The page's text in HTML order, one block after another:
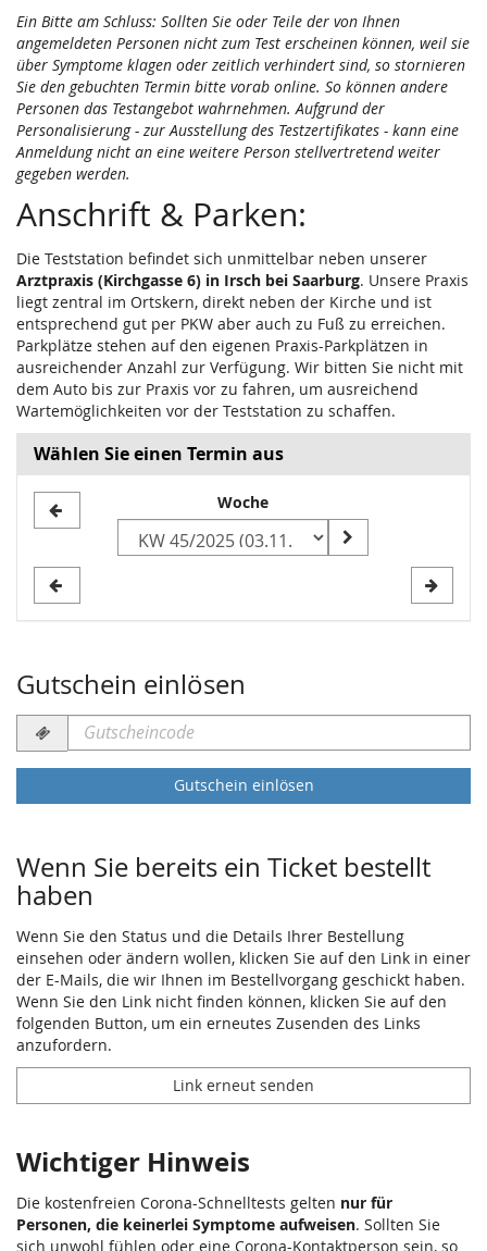
Ein Bitte am Schluss: Sollten Sie oder Teile der von Ihnen
angemeldeten Personen nicht zum Test erscheinen können, weil sie
über Symptome klagen oder zeitlich verhindert sind, so stornieren
Sie den gebuchten Termin bitte vorab online. So können andere
Personen das Testangebot wahrnehmen. Aufgrund der
Personalisierung - zur Ausstellung des Testzertifikates - kann eine
Anmeldung nicht an eine weitere Person stellvertretend weiter
gegeben werden.
Anschrift & Parken:
Die Teststation befindet sich unmittelbar neben unserer
Arztpraxis (Kirchgasse 6) in Irsch bei Saarburg. Unsere Praxis
liegt zentral im Ortskern, direkt neben der Kirche und ist
entsprechend gut per PKW aber auch zu Fuß zu erreichen.
Parkplätze stehen auf den eigenen Praxis-Parkplätzen in
ausreichender Anzahl zur Verfügung. Wir bitten Sie nicht mit
dem Auto bis zur Praxis vor zu fahren, um ausreichend
Wartemöglichkeiten vor der Teststation zu schaffen.
Wählen Sie einen Termin aus
zur
Woche
Gutschein einlösen
Gutscheincode
erforderlich
Gutschein einlösen
Wenn Sie bereits ein Ticket bestellt
haben
Wenn Sie den Status und die Details Ihrer Bestellung
einsehen oder ändern wollen, klicken Sie auf den Link in einer
der E-Mails, die wir Ihnen im Bestellvorgang geschickt haben.
Wenn Sie den Link nicht finden können, klicken Sie auf den
folgenden Button, um ein erneutes Zusenden des Links
anzufordern.
Link erneut senden
Wichtiger Hinweis
Die kostenfreien Corona-Schnelltests gelten nur für
Personen, die keinerlei Symptome aufweisen. Sollten Sie
sich unwohl fühlen oder eine Corona-Kontaktperson sein, so